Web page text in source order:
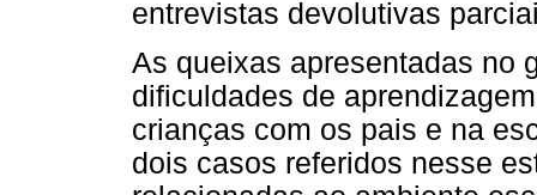
entrevistas devolutivas
As queixas apresentadas no
dificuldades de
crianças com os pais e na
dois casos referidos nesse